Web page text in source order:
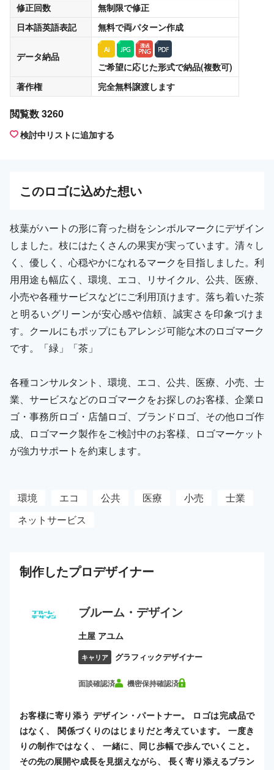
修正回数
無制限で修正
日本語英語表記
無料で両パターン作成
データ納品
ご希望に応じた形式で納品(複数可)
著作権
完全無料譲渡します
閲覧数 3260
検討中リストに追加する
このロゴに込めた想い
枝葉がハートの形に育った樹をシンボルマークにデザイン
しました。枝にはたくさんの果実が実っています。清々し
く、優しく、心穏やかになれるマークを目指しました。利
用用途も幅広く、環境、エコ、リサイクル、公共、医療、
小売や各種サービスなどにご利用頂けます。落ち着いた茶
と明るいグリーンが安心感や信頼、誠実さを印象づけま
す。クールにもポップにもアレンジ可能な木のロゴマーク
です。「緑」「茶」
各種コンサルタント、環境、エコ、公共、医療、小売、士
業、サービスなどのロゴマークをお探しのお客様、企業ロ
ゴ・事務所ロゴ・店舗ロゴ、ブランドロゴ、その他ロゴ作
成、ロゴマーク製作をご検討中のお客様、ロゴマーケット
が強力サポートを約束します。
環境 エコ 公共 医療 小売
士業
ネットサービス
制作したプロデザイナー
ブルーム・デザイン
土屋 アユム
キャリア グラフィックデザイナー
面談確認済 機密保持確認済
お客様に寄り添う デザイン・パートナー。 ロゴは完成品で
はなく、 関係づくりのはじまりだと考えています。 一度き
りの制作ではなく、 一緒に、同じ歩幅で歩んでいくこと。
その先の展開や成長を見据えながら、 長く寄り添えるブラン